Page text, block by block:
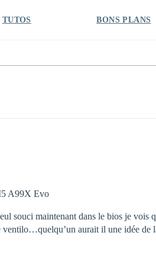
TUTOS BONS PLANS
A99X Evo
souci maintenant dans le bios je
aurait il une idée de